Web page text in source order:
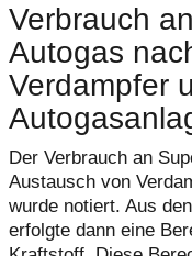
Verbrauch
Autogas
Verdampfer
Der Verbrauch an
Austausch von
wurde notiert. Aus
erfolgte dann eine